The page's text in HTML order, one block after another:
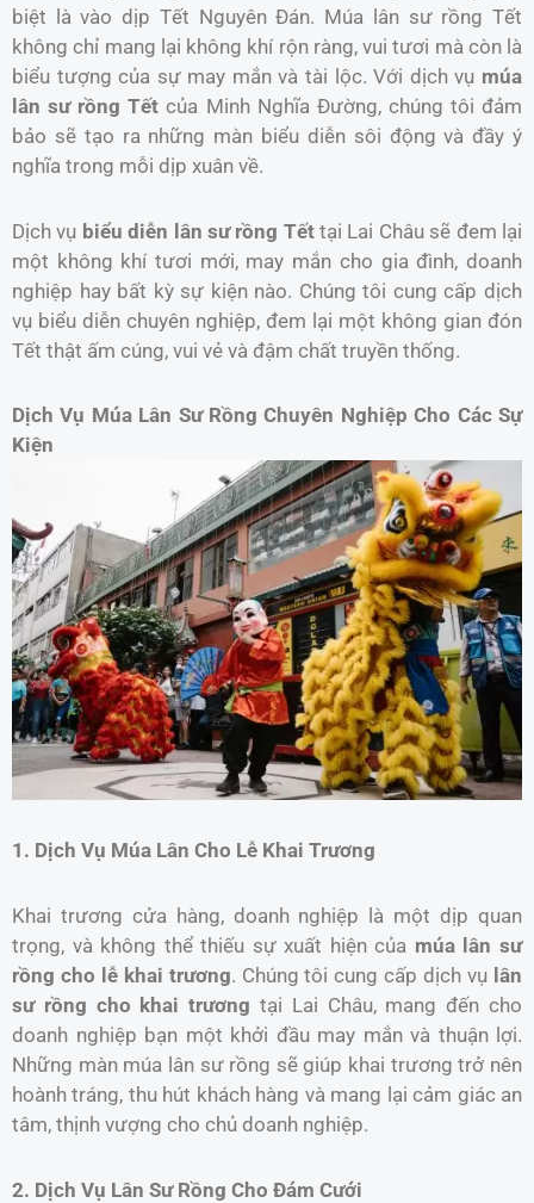
biệt là vào dịp Tết Nguyên Đán. Múa lân sư rồng Tết
không chỉ mang lại không khí rộn ràng, vui tươi mà còn là
biểu tượng của sự may mắn và tài lộc. Với dịch vụ múa
lân sư rồng Tết của Minh Nghĩa Đường, chúng tôi đảm
bảo sẽ tạo ra những màn biểu diễn sôi động và đầy ý
nghĩa trong mỗi dịp xuân về.
Dịch vụ biểu diễn lân sư rồng Tếttại Lai Châu sẽ đem lại
một không khí tươi mới, may mắn cho gia đình, doanh
nghiệp hay bất kỳ sự kiện nào. Chúng tôi cung cấp dịch
vụ biểu diễn chuyên nghiệp, đem lại một không gian đón
Tết thật ấm cúng, vui vẻ và đậm chất truyền thống.
Dịch Vụ Múa Lân Sư Rồng Chuyên Nghiệp Cho Các Sự
Kiện
1. Dịch Vụ Múa Lân Cho Lễ Khai Trương
Khai trương cửa hàng, doanh nghiệp là một dịp quan
trọng, và không thể thiếu sự xuất hiện của múa lân sư
rồng cho lễ khai trương. Chúng tôi cung cấp dịch vụ lân
sư rồng cho khai trương tại Lai Châu, mang đến cho
doanh nghiệp bạn một khởi đầu may mắn và thuận lợi.
Những màn múa lân sư rồng sẽ giúp khai trương trở nên
hoành tráng, thu hút khách hàng và mang lại cảm giác an
tâm, thịnh vượng cho chủ doanh nghiệp.
2. Dịch Vụ Lân Sư Rồng Cho Đám Cưới